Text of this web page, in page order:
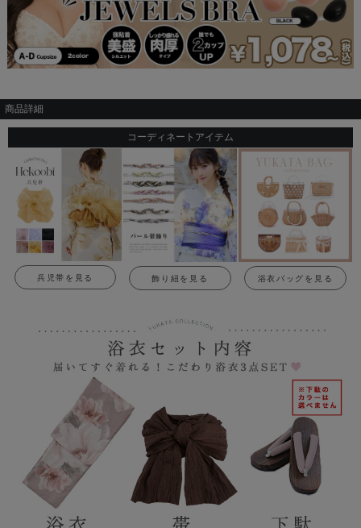
商品詳細
コーディネートアイテム
兵児帯を見る 飾り紐を見る 浴衣バッグを見る